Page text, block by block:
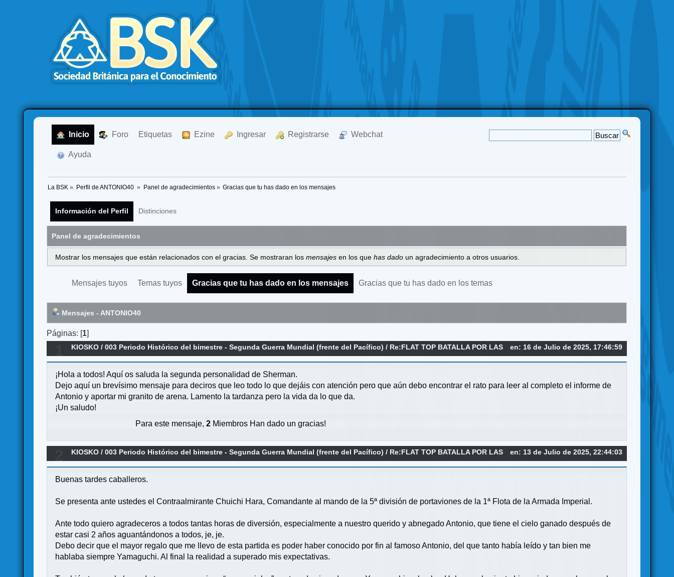
Inicio Foro Etiquetas Ezine Ingresar Registrarse Webchat
Ayuda
La BSK » Perfil de ANTONIO40 » Panel de agradecimientos» Gracias que tu has dado en los mensajes
Información del Perfil Distinciones
Panel de agradecimientos
Mostrar los mensajes que están relacionados con el gracias. Se mostraran los mensajes en los que has dado un agradecimiento a otros usuarios.
Mensajes tuyos Temas tuyos Gracias que tu has dado en los mensajes Gracias que tu has dado en los temas
Mensajes - ANTONIO40
Páginas: [1]
en: 16 de Julio de 2025, 17:46:59
KIOSKO /003 Periodo Histórico del bimestre - Segunda Guerra Mundial (frente del Pacífico) / Re:FLAT TOP BATALLA POR LAS
ISLAS HAWAI DEL 11 OCTUBRE DE 2023 AL 26 DE JUNIO 2025
¡Hola a todos! Aquí os saluda la segunda personalidad de Sherman.
Dejo aquí un brevísimo mensaje para deciros que leo todo lo que dejáis con atención pero que aún debo encontrar el rato para leer al completo el informe de
Antonio y aportar mi granito de arena. Lamento la tardanza pero la vida da lo que da.
¡Un saludo!
Para este mensaje,2 Miembros Han dado un gracias!
en: 13 de Julio de 2025, 22:44:03
KIOSKO /003 Periodo Histórico del bimestre - Segunda Guerra Mundial (frente del Pacífico) / Re:FLAT TOP BATALLA POR LAS
ISLAS HAWAI DEL 11 OCTUBRE DE 2023 AL 26 DE JUNIO 2025
Buenas tardes caballeros.
Se presenta ante ustedes el Contraalmirante Chuichi Hara, Comandante al mando de la 5ª división de portaviones de la 1ª Flota de la Armada Imperial.
Ante todo quiero agradeceros a todos tantas horas de diversión, especialmente a nuestro querido y abnegado Antonio, que tiene el cielo ganado después de
estar casi 2 años aguantándonos a todos, je, je.
Debo decir que el mayor regalo que me llevo de esta partida es poder haber conocido por fin al famoso Antonio, del que tanto había leído y tan bien me
hablaba siempre Yamaguchi. Al final la realidad a superado mis expectativas.